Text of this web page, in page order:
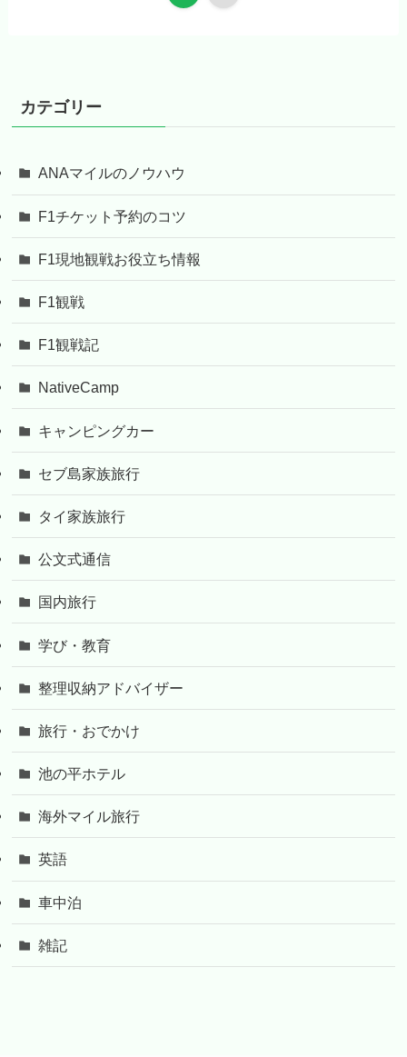
カテゴリー
ANAマイルのノウハウ
F1チケット予約のコツ
F1現地観戦お役立ち情報
F1観戦
F1観戦記
NativeCamp
キャンピングカー
セブ島家族旅行
タイ家族旅行
公文式通信
国内旅行
学び・教育
整理収納アドバイザー
旅行・おでかけ
池の平ホテル
海外マイル旅行
英語
車中泊
雑記